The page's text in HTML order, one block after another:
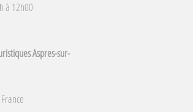
à 12h00
Aspres-sur-